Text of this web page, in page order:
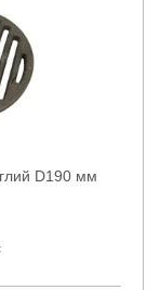
D190 мм